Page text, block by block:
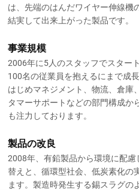
は、先端のはんだワイヤー伸線機
結実して出来上がった製品です。
事業規模
2006年に5人のスタッフでスター
100名の従業員を抱えるにまで成
はじめマネジメント、物流、倉庫
タマーサポートなどの部門構成か
も注力しております。
製品の改良
2008年、有鉛製品から環境に配
替えと、循環型社会、低炭素化の
ます。製造時発生する錫スラグの